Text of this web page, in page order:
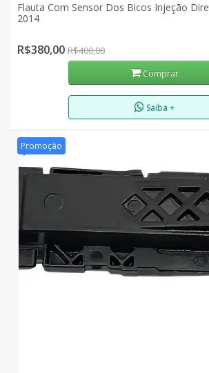
Flauta Com Sensor Dos Bicos Injeção
2014
R$380,00 R$400,00
Comprar
Saiba +
Promoção